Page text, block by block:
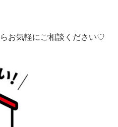
お気軽にご相談ください♡